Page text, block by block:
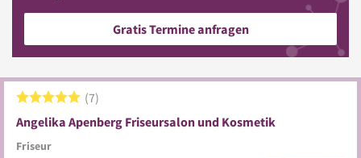
Gratis Termine anfragen
Angelika Apenberg Friseursalon und Kosmetik
Friseur
7